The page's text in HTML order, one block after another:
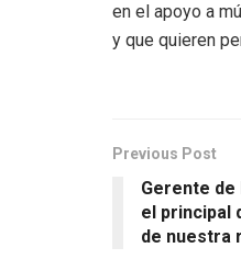
en el apoyo a
y que quieren
Previous Post
Gerente de
el principal
de nuestra